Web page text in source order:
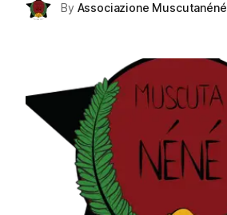
By Associazione Muscutanéné